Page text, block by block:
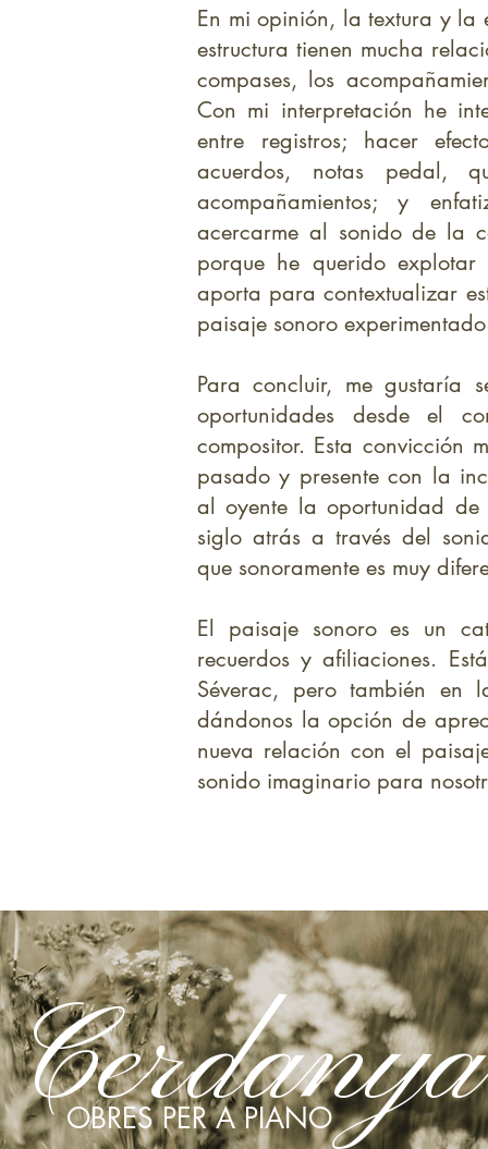
En mi opinión, la textura y la
estructura tienen mucha
compases, los
Con mi interpretación he
entre registros; hacer
acuerdos, notas pedal,
acompañamientos; y
acercarme al sonido de la
porque he querido explotar
aporta para contextualizar
paisaje sonoro
Para concluir, me gustaría
oportunidades desde el
compositor. Esta convicción
pasado y presente con la
al oyente la oportunidad
siglo atrás a través del
que sonoramente es muy
El paisaje sonoro es un
recuerdos y afiliaciones.
Séverac, pero también
dándonos la opción de
nueva relación con el
sonido imaginario para
Cerdanya
OBRES PER A PIANO